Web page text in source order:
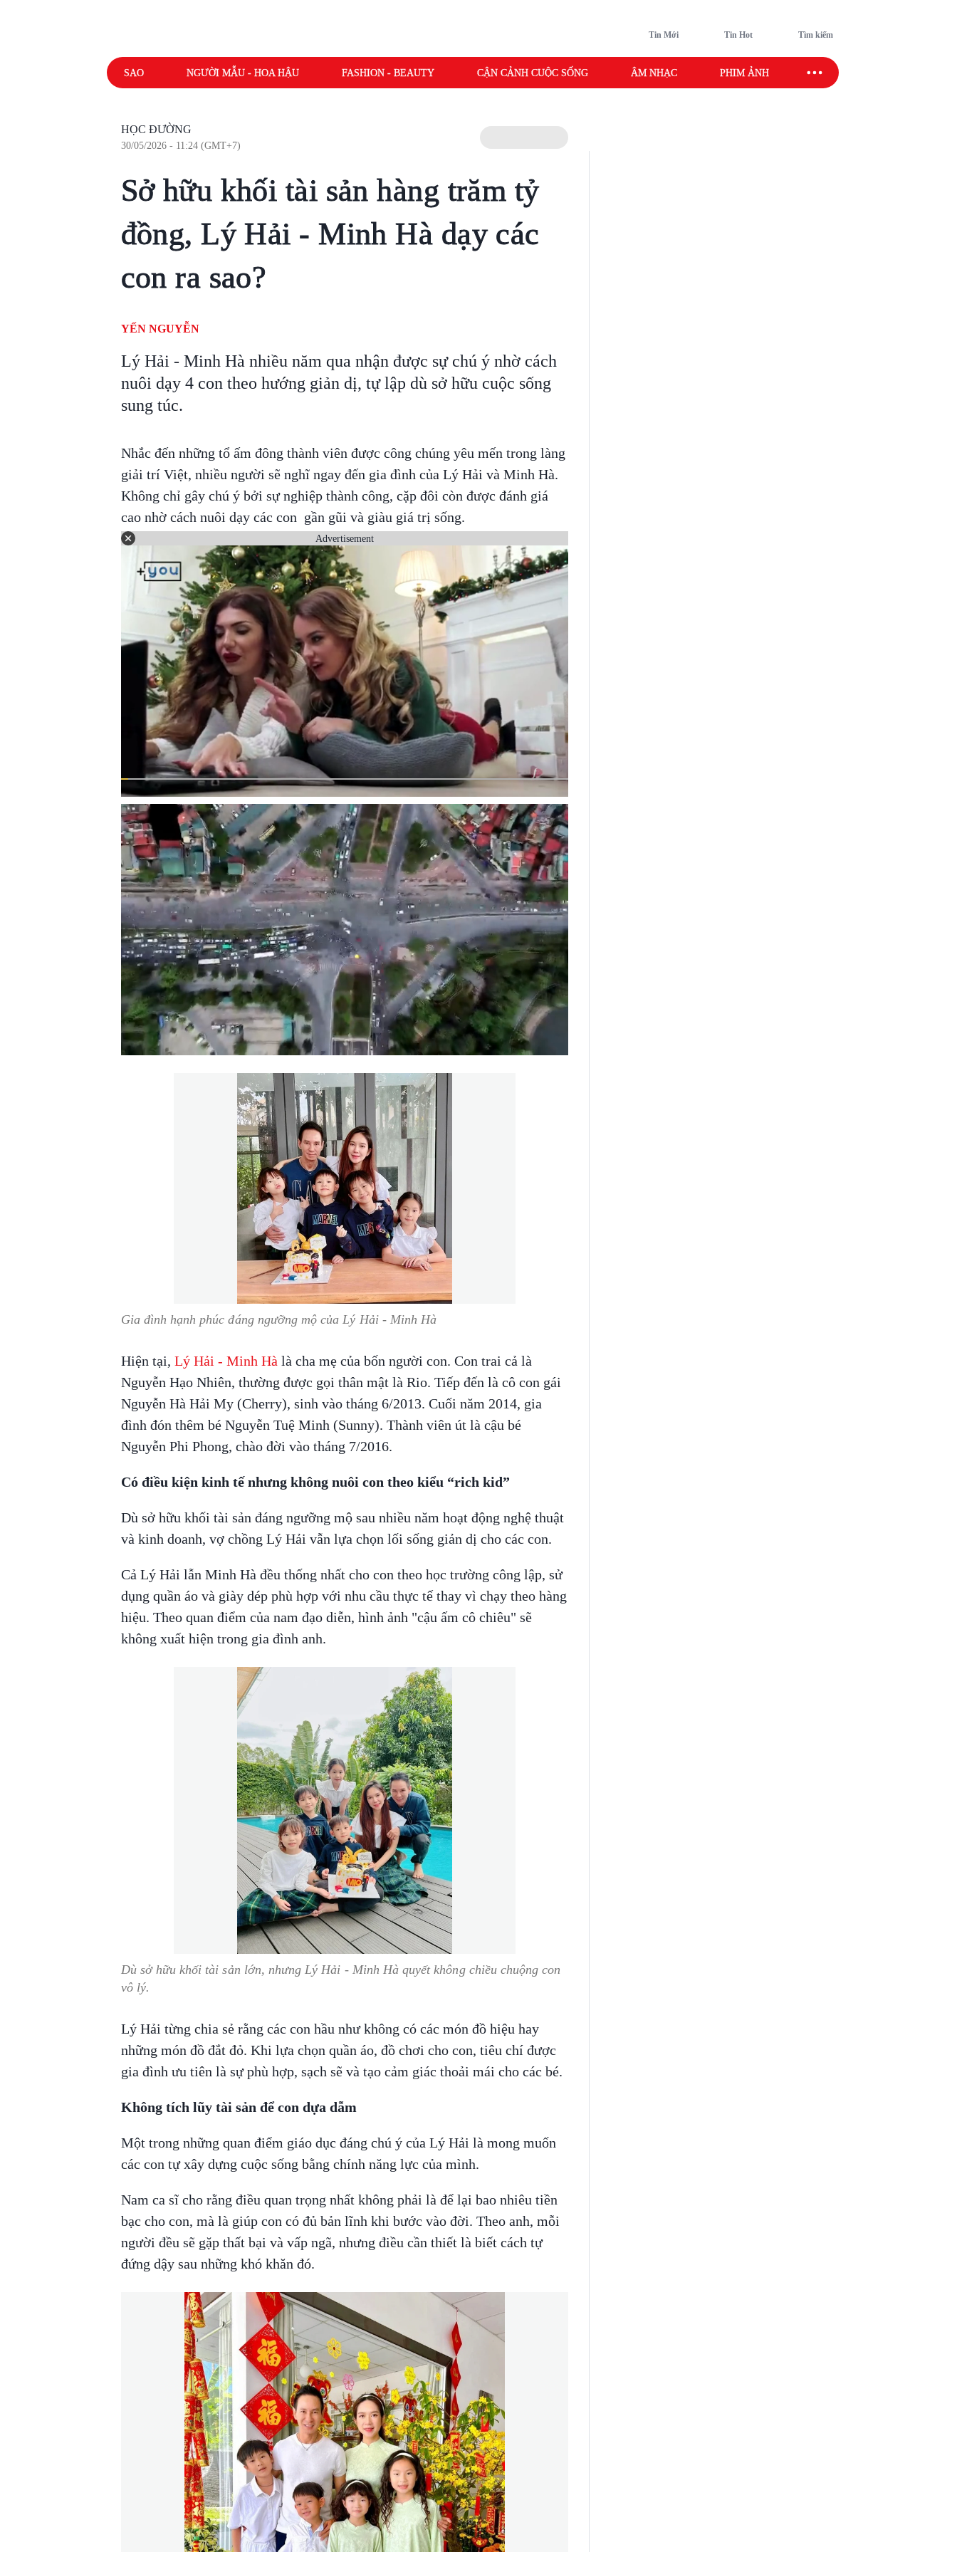
Tin Mới Tin Hot Tìm kiếm
SAO NGƯỜI MẪU - HOA HẬU FASHION - BEAUTY CẬN CẢNH CUỘC SỐNG ÂM NHẠC PHIM ẢNH SAO SPORT
HỌC ĐƯỜNG
30/05/2026 - 11:24 (GMT+7)
Sở hữu khối tài sản hàng trăm tỷ
đồng, Lý Hải - Minh Hà dạy các
con ra sao?
YẾN NGUYỄN
Lý Hải - Minh Hà nhiều năm qua nhận được sự chú ý nhờ cách
nuôi dạy 4 con theo hướng giản dị, tự lập dù sở hữu cuộc sống
sung túc.
Nhắc đến những tổ ấm đông thành viên được công chúng yêu mến trong làng
giải trí Việt, nhiều người sẽ nghĩ ngay đến gia đình của Lý Hải và Minh Hà.
Không chỉ gây chú ý bởi sự nghiệp thành công, cặp đôi còn được đánh giá
cao nhờ cách nuôi dạy các con gần gũi và giàu giá trị sống.
Advertisement
Gia đình hạnh phúc đáng ngưỡng mộ của Lý Hải - Minh Hà
Hiện tại, Lý Hải - Minh Hà là cha mẹ của bốn người con. Con trai cả là
Nguyễn Hạo Nhiên, thường được gọi thân mật là Rio. Tiếp đến là cô con gái
Nguyễn Hà Hải My (Cherry), sinh vào tháng 6/2013. Cuối năm 2014, gia
đình đón thêm bé Nguyễn Tuệ Minh (Sunny). Thành viên út là cậu bé
Nguyễn Phi Phong, chào đời vào tháng 7/2016.
Có điều kiện kinh tế nhưng không nuôi con theo kiểu “rich kid”
Dù sở hữu khối tài sản đáng ngưỡng mộ sau nhiều năm hoạt động nghệ thuật
và kinh doanh, vợ chồng Lý Hải vẫn lựa chọn lối sống giản dị cho các con.
Cả Lý Hải lẫn Minh Hà đều thống nhất cho con theo học trường công lập, sử
dụng quần áo và giày dép phù hợp với nhu cầu thực tế thay vì chạy theo hàng
hiệu. Theo quan điểm của nam đạo diễn, hình ảnh "cậu ấm cô chiêu" sẽ
không xuất hiện trong gia đình anh.
Dù sở hữu khối tài sản lớn, nhưng Lý Hải - Minh Hà quyết không chiều chuộng con
vô lý.
Lý Hải từng chia sẻ rằng các con hầu như không có các món đồ hiệu hay
những món đồ đắt đỏ. Khi lựa chọn quần áo, đồ chơi cho con, tiêu chí được
gia đình ưu tiên là sự phù hợp, sạch sẽ và tạo cảm giác thoải mái cho các bé.
Không tích lũy tài sản để con dựa dẫm
Một trong những quan điểm giáo dục đáng chú ý của Lý Hải là mong muốn
các con tự xây dựng cuộc sống bằng chính năng lực của mình.
Nam ca sĩ cho rằng điều quan trọng nhất không phải là để lại bao nhiêu tiền
bạc cho con, mà là giúp con có đủ bản lĩnh khi bước vào đời. Theo anh, mỗi
người đều sẽ gặp thất bại và vấp ngã, nhưng điều cần thiết là biết cách tự
đứng dậy sau những khó khăn đó.